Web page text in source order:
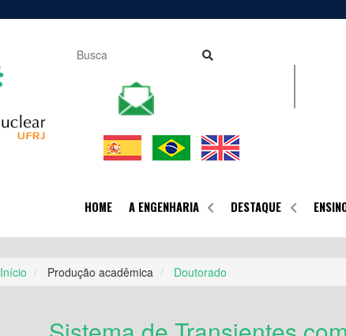
HOME A ENGENHARIA DESTAQUE
Início Produção acadêmica Doutorado